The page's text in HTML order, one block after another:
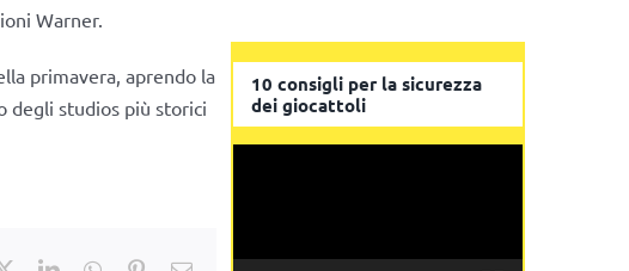
Warner.
primavera, aprendo la
degli studios più storici
10 consigli per la sicurezza
dei giocattoli